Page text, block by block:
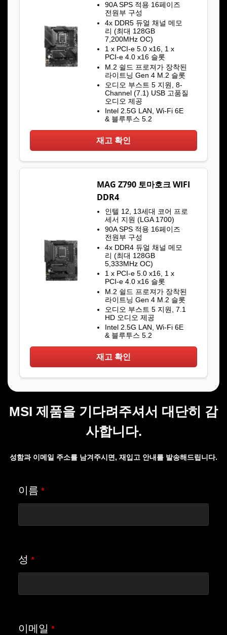
90A SPS 적용 16페이즈
전원부 구성
4x DDR5 듀얼 채널 메모
리 (최대 128GB
7,200MHz OC)
1 x PCI-e 5.0 x16, 1 x
PCI-e 4.0 x16 슬롯
M.2 쉴드 프로져가 장착된
라이트닝 Gen 4 M.2 슬롯
오디오 부스트 5 지원, 8-
Channel (7.1) USB 고품질
오디오 제공
Intel 2.5G LAN, Wi-Fi 6E
& 블루투스 5.2
재고 확인
MAG Z790 토마호크 WIFI
DDR4
인텔 12, 13세대 코어 프로
세서 지원 (LGA 1700)
90A SPS 적용 16페이즈
전원부 구성
4x DDR4 듀얼 채널 메모
리 (최대 128GB
5,333MHz OC)
1 x PCI-e 5.0 x16, 1 x
PCI-e 4.0 x16 슬롯
M.2 쉴드 프로져가 장착된
라이트닝 Gen 4 M.2 슬롯
오디오 부스트 5 지원, 7.1
HD 오디오 제공
Intel 2.5G LAN, Wi-Fi 6E
& 블루투스 5.2
재고 확인
MSI 제품을 기다려주셔서 대단히 감
사합니다.
성함과 이메일 주소를 남겨주시면, 재입고 안내를 발송해드립니다.
이름 *
성 *
이메일 *